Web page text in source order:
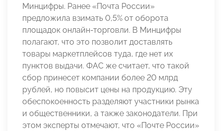
Минцифры. Ранее «Почта России»
предложила взимать 0,5% от оборота
площадок онлайн-торговли. В Минцифры
полагают, что это позволит доставлять
товары маркетплейсов туда, где нет их
пунктов выдачи. ФАС же считает, что такой
сбор принесет компании более 20 млрд
рублей, но повысит цены на продукцию. Эту
обеспокоенность разделяют участники рынка
и общественники, а также законодатели. При
этом эксперты отмечают, что «Почте России»